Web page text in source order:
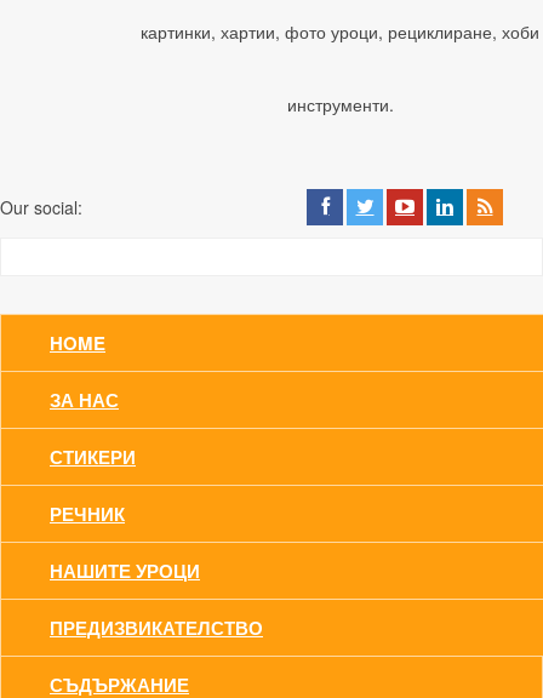
картинки, хартии, фото уроци, рециклиране, хоби
инструменти.
Our social:
HOME
ЗА НАС
СТИКЕРИ
РЕЧНИК
НАШИТЕ УРОЦИ
ПРЕДИЗВИКАТЕЛСТВО
СЪДЪРЖАНИЕ